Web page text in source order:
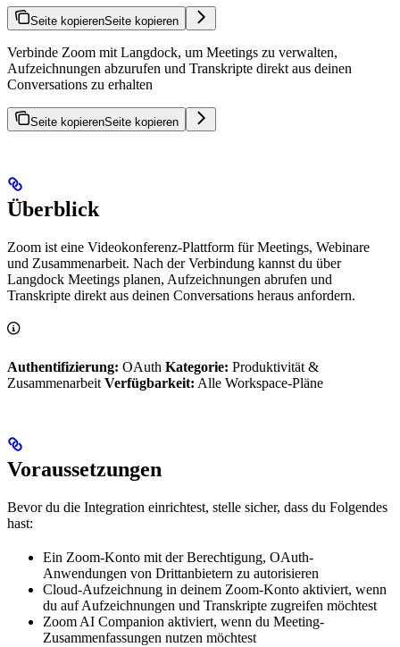
Seite kopierenSeite kopieren
Verbinde Zoom mit Langdock, um Meetings zu verwalten,
Aufzeichnungen abzurufen und Transkripte direkt aus deinen
Conversations zu erhalten
Seite kopierenSeite kopieren
Überblick
Zoom ist eine Videokonferenz-Plattform für Meetings, Webinare
und Zusammenarbeit. Nach der Verbindung kannst du über
Langdock Meetings planen, Aufzeichnungen abrufen und
Transkripte direkt aus deinen Conversations heraus anfordern.
Authentifizierung: OAuth Kategorie: Produktivität &
Zusammenarbeit Verfügbarkeit: Alle Workspace-Pläne
Voraussetzungen
Bevor du die Integration einrichtest, stelle sicher, dass du Folgendes
hast:
Ein Zoom-Konto mit der Berechtigung, OAuth-
Anwendungen von Drittanbietern zu autorisieren
Cloud-Aufzeichnung in deinem Zoom-Konto aktiviert, wenn
du auf Aufzeichnungen und Transkripte zugreifen möchtest
Zoom AI Companion aktiviert, wenn du Meeting-
Zusammenfassungen nutzen möchtest